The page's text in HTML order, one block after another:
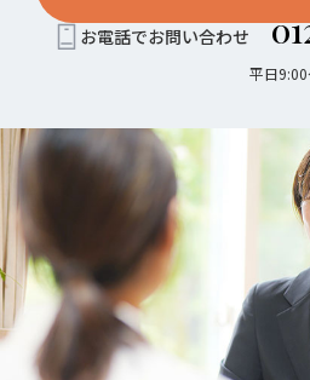
お電話でお問い合わせ
平日9:00